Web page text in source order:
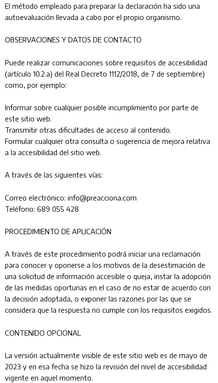
El método empleado para preparar la declaración ha sido una
autoevaluación llevada a cabo por el propio organismo.
OBSERVACIONES Y DATOS DE CONTACTO
Puede realizar comunicaciones sobre requisitos de accesibilidad
(artículo 10.2.a) del Real Decreto 1112/2018, de 7 de septiembre)
como, por ejemplo:
Informar sobre cualquier posible incumplimiento por parte de
este sitio web.
Transmitir otras dificultades de acceso al contenido.
Formular cualquier otra consulta o sugerencia de mejora relativa
a la accesibilidad del sitio web.
A través de las siguientes vías:
Correo electrónico: info@preacciona.com
Teléfono: 689 055 428
PROCEDIMIENTO DE APLICACIÓN
A través de este procedimiento podrá iniciar una reclamación
para conocer y oponerse a los motivos de la desestimación de
una solicitud de información accesible o queja, instar la adopción
de las medidas oportunas en el caso de no estar de acuerdo con
la decisión adoptada, o exponer las razones por las que se
considera que la respuesta no cumple con los requisitos exigidos.
CONTENIDO OPCIONAL
La versión actualmente visible de este sitio web es de mayo de
2023 y en esa fecha se hizo la revisión del nivel de accesibilidad
vigente en aquel momento.